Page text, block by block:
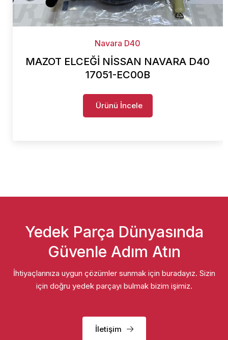
Navara D40
MAZOT ELCEĞİ NİSSAN NAVARA D40
17051-EC00B
Ürünü İncele
Yedek Parça Dünyasında
Güvenle Adım Atın
İhtiyaçlarınıza uygun çözümler sunmak için buradayız. Sizin
için doğru yedek parçayı bulmak bizim işimiz.
İletişim